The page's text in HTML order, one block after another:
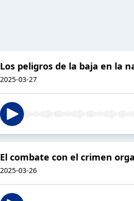
Los peligros de la baja en la
2025-03-27
El combate con el crimen
2025-03-26